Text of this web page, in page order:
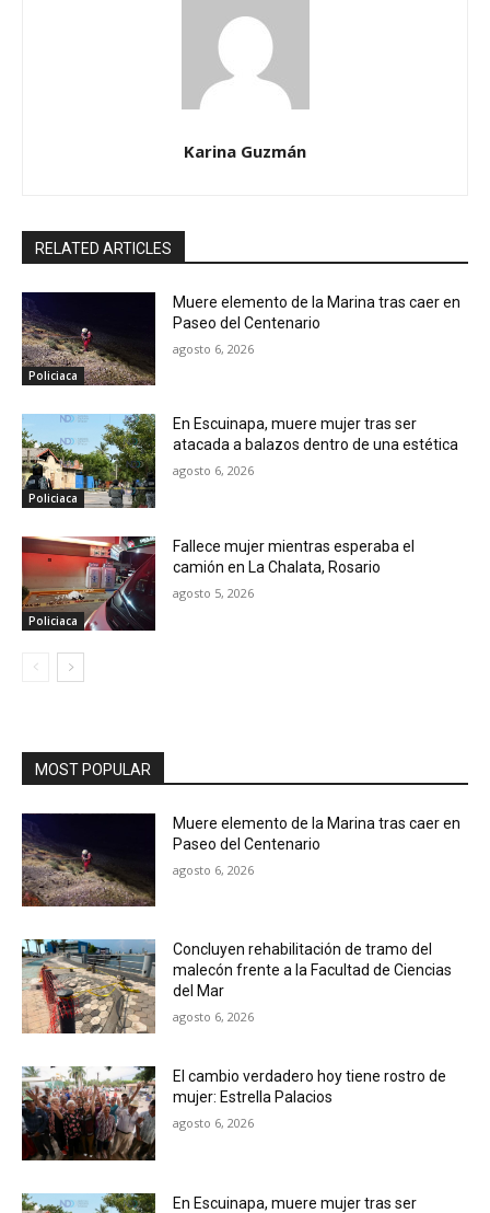
Karina Guzmán
RELATED ARTICLES
Policiaca
Muere elemento de la Marina tras caer en
Paseo del Centenario
agosto 6, 2026
Policiaca
En Escuinapa, muere mujer tras ser
atacada a balazos dentro de una estética
agosto 6, 2026
Policiaca
Fallece mujer mientras esperaba el
camión en La Chalata, Rosario
agosto 5, 2026
MOST POPULAR
Muere elemento de la Marina tras caer en
Paseo del Centenario
agosto 6, 2026
Concluyen rehabilitación de tramo del
malecón frente a la Facultad de Ciencias
del Mar
agosto 6, 2026
El cambio verdadero hoy tiene rostro de
mujer: Estrella Palacios
agosto 6, 2026
En Escuinapa, muere mujer tras ser